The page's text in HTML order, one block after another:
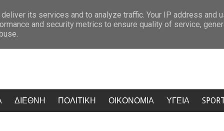
πρόκριση Κρίση στο κόμμα Καρυστιανού: Δύο ακόμη στελέχη
ΔΙΕΘΝΗ ΠΟΛΙΤΙΚΗ ΟΙΚΟΝΟΜΙΑ ΥΓΕΙΑ
its services and to analyze traffic. Your IP address and
and security metrics to ensure quality of service,